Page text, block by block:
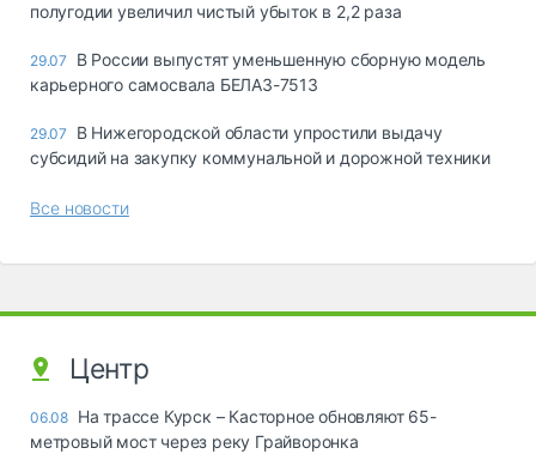
полугодии увеличил чистый убыток в 2,2 раза
29.07
В России выпустят уменьшенную сборную модель
карьерного самосвала БЕЛАЗ-7513
29.07
В Нижегородской области упростили выдачу
субсидий на закупку коммунальной и дорожной техники
Все новости
Центр
06.08 На трассе Курск – Касторное обновляют 65-
метровый мост через реку Грайворонка